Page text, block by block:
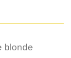
blonde